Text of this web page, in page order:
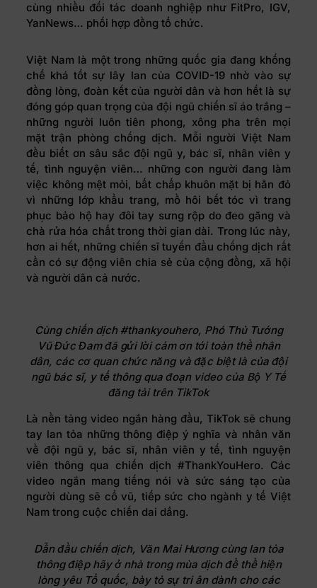
cùng nhiều đối tác doanh nghiệp như FitPro, IGV,
YanNews… phối hợp đồng tổ chức.
Việt Nam là một trong những quốc gia đang khống
chế khá tốt sự lây lan của COVID-19 nhờ vào sự
đồng lòng, đoàn kết của người dân và hơn hết là sự
đóng góp quan trọng của đội ngũ chiến sĩ áo trắng –
những người luôn tiên phong, xông pha trên mọi
mặt trận phòng chống dịch. Mỗi người Việt Nam
đều biết ơn sâu sắc đội ngũ y, bác sĩ, nhân viên y
tế, tình nguyện viên… những con người đang làm
việc không mệt mỏi, bất chấp khuôn mặt bị hằn đỏ
vì những lớp khẩu trang, mồ hôi bết tóc vì trang
phục bảo hộ hay đôi tay sưng rộp do đeo găng và
chà rửa hóa chất trong thời gian dài. Trong lúc này,
hơn ai hết, những chiến sĩ tuyến đầu chống dịch rất
cần có sự động viên chia sẻ của cộng đồng, xã hội
và người dân cả nước.
Cùng chiến dịch #thankyouhero, Phó Thủ Tướng
Vũ Đức Đam đã gửi lời cảm ơn tới toàn thể nhân
dân, các cơ quan chức năng và đặc biệt là của đội
ngũ bác sĩ, y tế thông qua đoạn video của Bộ Y Tế
đăng tải trên TikTok
Là nền tảng video ngắn hàng đầu, TikTok sẽ chung
tay lan tỏa những thông điệp ý nghĩa và nhân văn
về đội ngũ y, bác sĩ, nhân viên y tế, tình nguyện
viên thông qua chiến dịch #ThankYouHero. Các
video ngắn mang tiếng nói và sức sáng tạo của
người dùng sẽ cổ vũ, tiếp sức cho ngành y tế Việt
Nam trong cuộc chiến dai dẳng.
Dẫn đầu chiến dịch, Văn Mai Hương cùng lan tỏa
thông điệp hãy ở nhà trong mùa dịch để thể hiện
lòng yêu Tổ quốc, bày tỏ sự tri ân dành cho các